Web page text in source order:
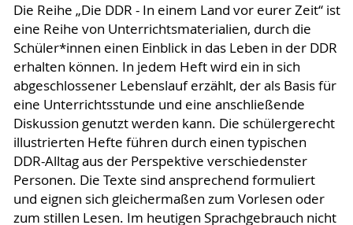
Die Reihe „Die DDR - In einem Land vor eurer Zeit“ ist
eine Reihe von Unterrichtsmaterialien, durch die
Schüler*innen einen Einblick in das Leben in der DDR
erhalten können. In jedem Heft wird ein in sich
abgeschlossener Lebenslauf erzählt, der als Basis für
eine Unterrichtsstunde und eine anschließende
Diskussion genutzt werden kann. Die schülergerecht
illustrierten Hefte führen durch einen typischen
DDR-Alltag aus der Perspektive verschiedenster
Personen. Die Texte sind ansprechend formuliert
und eignen sich gleichermaßen zum Vorlesen oder
zum stillen Lesen. Im heutigen Sprachgebrauch nicht